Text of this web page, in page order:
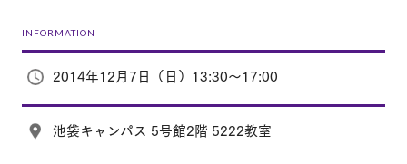
INFORMATION
2014年12月7日（日）13:30～17:00
池袋キャンパス 5号館2階 5222教室